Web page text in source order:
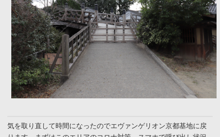
気を取り直して時間になったのでエヴァンゲリオン京都基地に戻